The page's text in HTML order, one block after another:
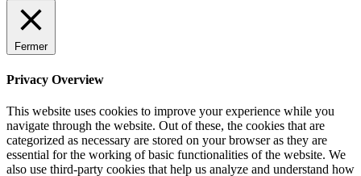
Fermer
Privacy Overview
This website uses cookies to improve your experience while you
navigate through the website. Out of these, the cookies that are
categorized as necessary are stored on your browser as they are
essential for the working of basic functionalities of the website. We
also use third-party cookies that help us analyze and understand how